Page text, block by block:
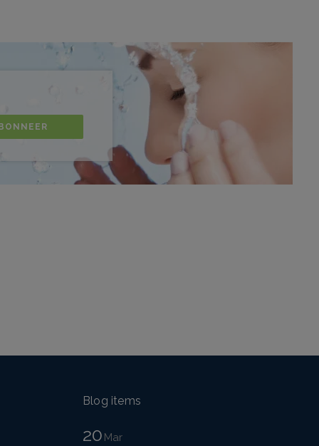
Blog items
20Mar